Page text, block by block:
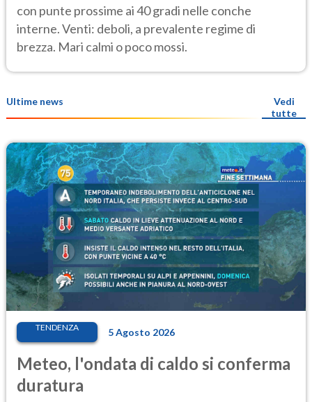
con punte prossime ai 40 gradi nelle conche
interne. Venti: deboli, a prevalente regime di
brezza. Mari calmi o poco mossi.
Ultime news
Vedi
tutte
TENDENZA 5 Agosto 2026
Meteo, l'ondata di caldo si conferma
duratura